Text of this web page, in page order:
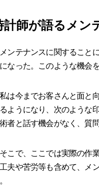
計師が語るメン
ンテナンスに関すること
なった。このような機会
は今までお客さんと面と
ようになり、次のような
者と話す機会がなく、質
こで、ここでは実際の作
夫や苦労等も含めて、メ